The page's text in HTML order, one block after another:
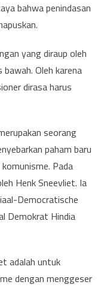
bahwa penindasan
yang diraup oleh
Oleh karena
dirasa harus
seorang
paham baru
Pada
Henk Sneevliet. Ia
Democratische
Demokrat Hindia
adalah untuk
dengan menggeser